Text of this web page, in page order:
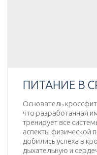
ПИТАНИЕ В
Основатель
что разработанная
тренирует все
аспекты физической
добились успеха в
дыхательную и